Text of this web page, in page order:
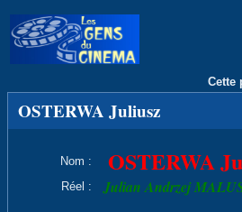
Cette
OSTERWA Juliusz
Nom : OSTERWA
Réel : Julian Andrzej